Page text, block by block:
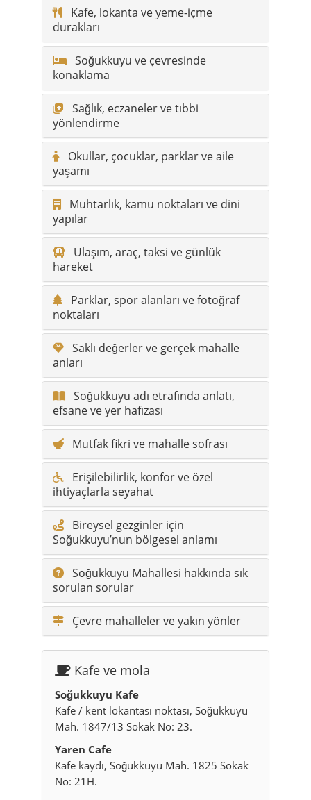
Kafe, lokanta ve yeme-içme
durakları
Soğukkuyu ve çevresinde
konaklama
Sağlık, eczaneler ve tıbbi
yönlendirme
Okullar, çocuklar, parklar ve aile
yaşamı
Muhtarlık, kamu noktaları ve dini
yapılar
Ulaşım, araç, taksi ve günlük
hareket
Parklar, spor alanları ve fotoğraf
noktaları
Saklı değerler ve gerçek mahalle
anları
Soğukkuyu adı etrafında anlatı,
efsane ve yer hafızası
Mutfak fikri ve mahalle sofrası
Erişilebilirlik, konfor ve özel
ihtiyaçlarla seyahat
Bireysel gezginler için
Soğukkuyu’nun bölgesel anlamı
Soğukkuyu Mahallesi hakkında sık
sorulan sorular
Çevre mahalleler ve yakın yönler
Kafe ve mola
Soğukkuyu Kafe
Kafe / kent lokantası noktası, Soğukkuyu
Mah. 1847/13 Sokak No: 23.
Yaren Cafe
Kafe kaydı, Soğukkuyu Mah. 1825 Sokak
No: 21H.